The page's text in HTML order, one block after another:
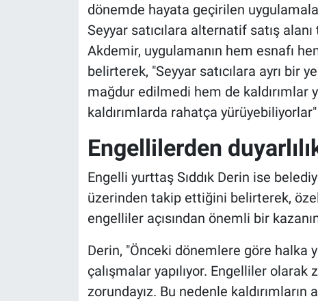
dönemde hayata geçirilen
Seyyar satıcılara alternatif satış
Akdemir, uygulamanın hem esnafı
belirterek, "Seyyar satıcılara ayrı bir
mağdur edilmedi hem de kaldırımlar
kaldırımlarda rahatça
Engellilerden
Engelli yurttaş Sıddık Derin ise
üzerinden takip ettiğini belirterek,
engelliler açısından önemli bir
Derin, "Önceki dönemlere göre halka
çalışmalar yapılıyor. Engelliler
zorundayız. Bu nedenle